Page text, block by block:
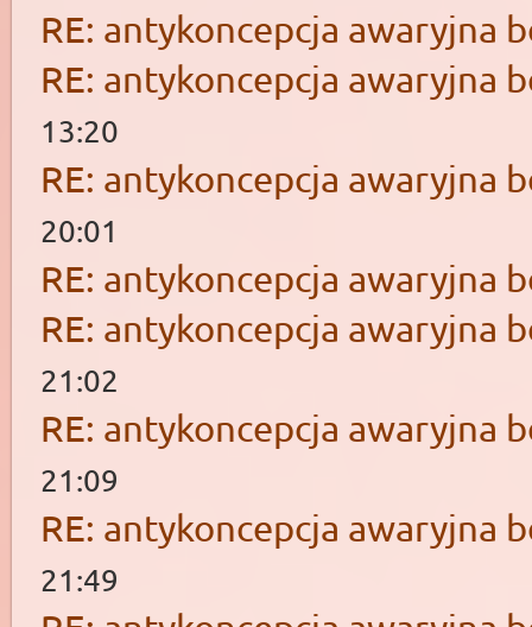
RE: antykoncepcja awaryjna
RE: antykoncepcja awaryjna
13:20
RE: antykoncepcja awaryjna
20:01
RE: antykoncepcja awaryjna
RE: antykoncepcja awaryjna
21:02
RE: antykoncepcja awaryjna
21:09
RE: antykoncepcja awaryjna
21:49